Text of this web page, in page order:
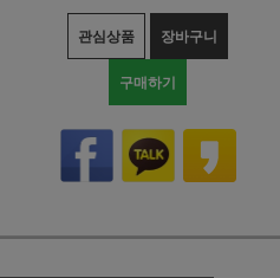
관심상품 장바구니
구매하기